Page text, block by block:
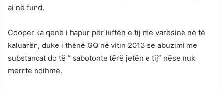
ai në fund.
Cooper ka qenë i hapur për luftën e tij me varësinë në të
kaluarën, duke i thënë GQ në vitin 2013 se abuzimi me
substancat do të ” sabotonte tërë jetën e tij” nëse nuk
merrte ndihmë.